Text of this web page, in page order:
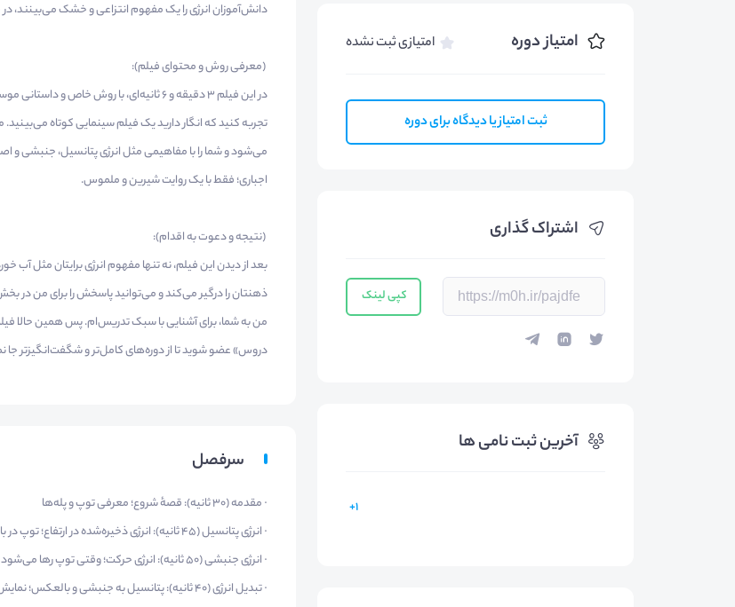
امتیاز دوره امتیازی ثبت نشده
ثبت امتیاز یا دیدگاه برای دوره
اشتراک گذاری
کپی لینک
آخرین ثبت نامی ها
1+
دانش‌آموزان انرژی را یک مفهوم انتزاعی و خشک می‌بینند،
(معرفی روش و محتوای فیلم):
در این فیلم ۳ دقیقه و ۶ ثانیه‌ای، با
تجربه کنید که انگار دارید یک فیلم سینمایی کوتاه
می‌شود و شما را با مفاهیمی مثل انرژی پتانسیل،
اجباری؛ فقط با یک روایت شیرین و ملموس.
(نتیجه و دعوت به اقدام):
بعد از دیدن این فیلم، نه تنها مفهوم انرژی برایتان مثل
ذهنتان را درگیر می‌کند و می‌توانید پاسخش را برای من در
من به شما، برای آشنایی با سبک تدریس‌ام. پس همین حالا
دروس» عضو شوید تا از دوره‌های کامل‌تر و شگفت‌انگیزتر جا
سرفصل
· مقدمه (۳۰ ثانیه): قصهٔ شروع؛ معرفی توپ و پله‌ها
· انرژی پتانسیل (۴۵ ثانیه): انرژی ذخیره‌شده در ارتفاع؛ توپ در بالای پله چه انرژی دارد؟
· انرژی جنبشی (۵۰ ثانیه): انرژی حرکت؛ وقتی توپ رها می‌شود چه اتفاقی می‌افتد؟
· تبدیل انرژی (۴۰ ثانیه): پتانسیل به جنبشی و بالعکس؛ نمایش سادهٔ قانون پایستگی انرژی